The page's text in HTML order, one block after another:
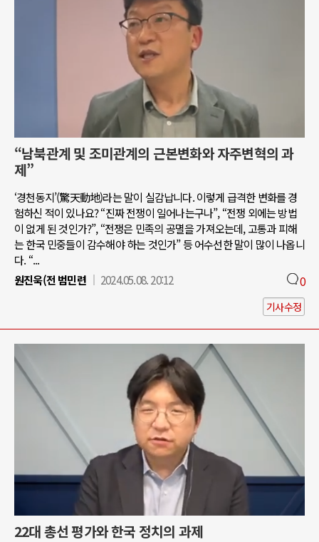
“남북관계 및 조미관계의 근본변화와 자주변혁의 과
제”
‘경천동지’(驚天動地)라는 말이 실감납니다. 이렇게 급격한 변화를 경
험하신 적이 있나요? “진짜 전쟁이 일어나는구나”, “전쟁 외에는 방법
이 없게 된 것인가?”, “전쟁은 민족의 공멸을 가져오는데, 고통과 피해
는 한국 민중들이 감수해야 하는 것인가” 등 어수선한 말이 많이 나옵니
다. “...
원진욱(전 범민련
2024.05.08. 20:12 0
기사수정
22대 총선 평가와 한국 정치의 과제